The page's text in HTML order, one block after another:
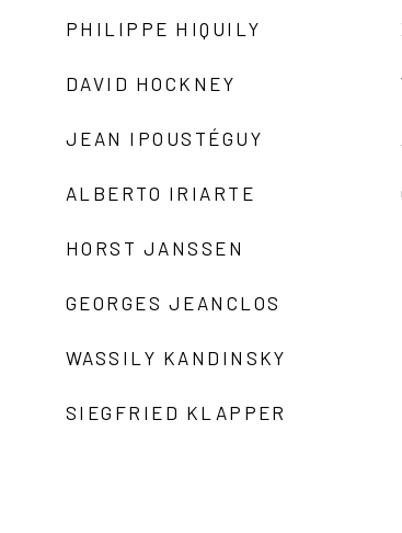
PHILIPPE HIQUILY
DAVID HOCKNEY
JEAN IPOUSTÉGUY
ALBERTO IRIARTE
HORST JANSSEN
GEORGES JEANCLOS
WASSILY KANDINSKY
SIEGFRIED KLAPPER